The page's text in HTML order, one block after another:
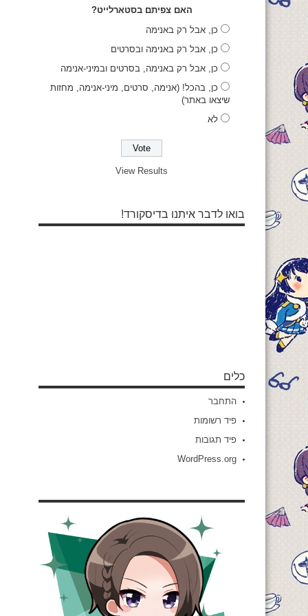
האם צפיתם בסטארלייט?
כן, אבל רק באנימה
כן, אבל רק באנימה ובסרטים
כן, אבל רק באנימה, בסרטים ובמיני-אנימה
כן, בהכל! (אנימה, סרטים, מיני-אנימה, מחזות
שיצאו באתר)
לא
View Results
בואו לדבר איתנו בדיסקורד!
כלים
התחבר
פיד רשומות
פיד תגובות
WordPress.org